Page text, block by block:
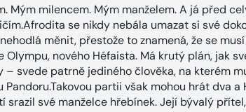
Mým milencem. Mým manželem. A já před
se nikdy nebála umazat si své
měnit, přestože to znamená, že se
Olympu, nového Héfaista. Má krutý plán, jak
– svede patrně jediného člověka, na kterém
Pandoru.Takovou partii však mohou hrát dva a
srazil své manželce hřebínek. Její bývalý